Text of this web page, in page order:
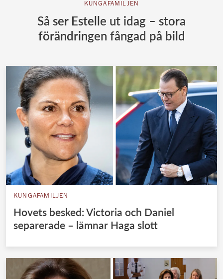
KUNGAFAMILJEN
Så ser Estelle ut idag – stora
förändringen fångad på bild
KUNGAFAMILJEN
Hovets besked: Victoria och Daniel
separerade – lämnar Haga slott